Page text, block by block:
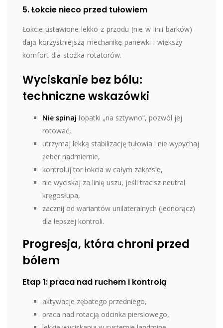
5. Łokcie nieco przed tułowiem
Łokcie ustawione lekko z przodu (nie w linii barków)
dają korzystniejszą mechanikę panewki i większy
komfort dla stożka rotatorów.
Wyciskanie bez bólu:
techniczne wskazówki
Nie spinaj łopatki „na sztywno”, pozwól jej
rotować,
utrzymaj lekką stabilizację tułowia i nie wypychaj
żeber nadmiernie,
kontroluj tor łokcia w całym zakresie,
nie wyciskaj za linię uszu, jeśli tracisz neutral
kręgosłupa,
zacznij od wariantów unilateralnych (jednorącz)
dla lepszej kontroli.
Progresja, która chroni przed
bólem
Etap 1: praca nad ruchem i kontrolą
aktywacje zębatego przedniego,
praca nad rotacją odcinka piersiowego,